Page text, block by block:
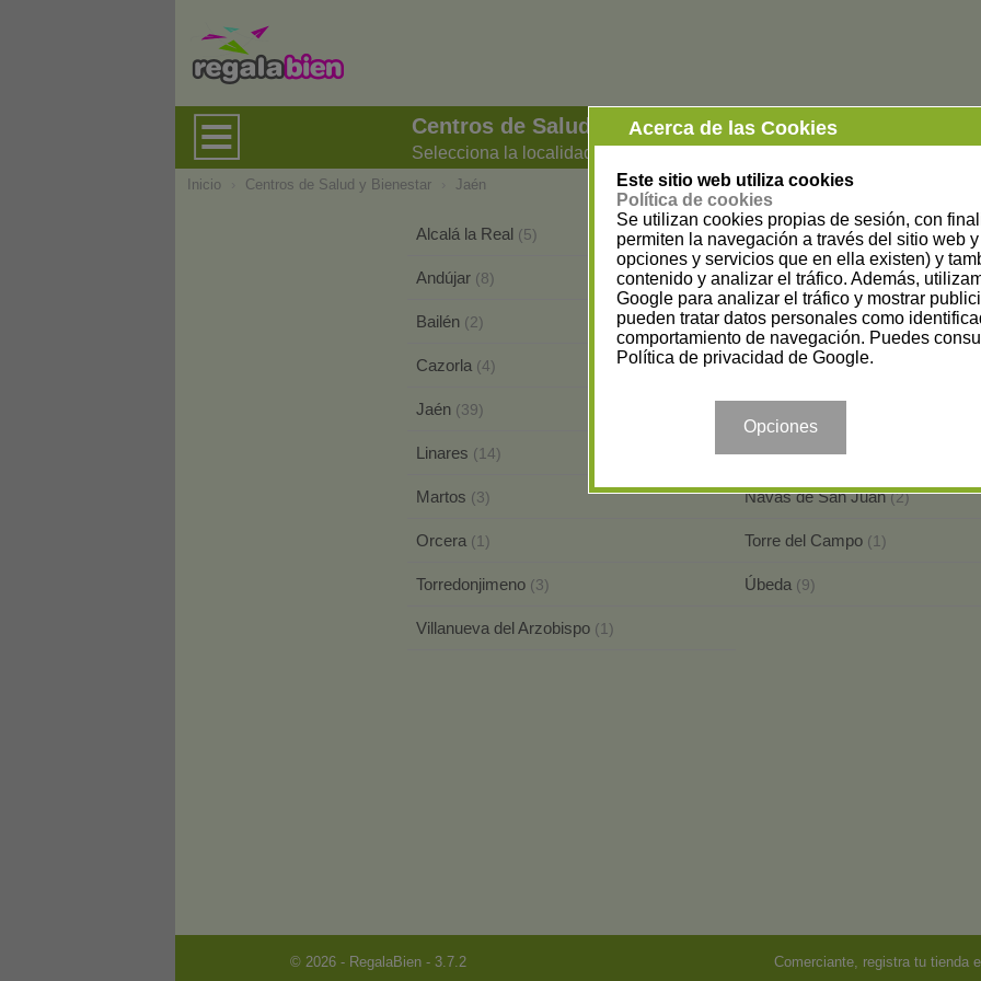
Centros de Salud y Bienestar en Jaén
Selecciona la localidad
Acerca de las Cookies
Este sitio web utiliza cookies
Política de cookies
Se utilizan cookies propias de sesión, con
permiten la navegación a través del sitio web
opciones y servicios que en ella existen) y
contenido y analizar el tráfico. Además,
Google para analizar el tráfico y mostrar
pueden tratar datos personales como
comportamiento de navegación. Puedes
Política de privacidad de Google.
Opciones
Inicio Centros de Salud y Bienestar Jaén
Alcalá la Real (5) Alcaudete(1)
Andújar (8) Baeza (2)
Bailén (2) Baños de la Encina(1)
Cazorla (4) Fuerte del Rey(1)
Jaén (39)
Linares (14) Marmolejo(1)
Martos (3) Navas de San Juan(2)
Orcera (1) Torre del Campo (1)
Torredonjimeno (3) Úbeda (9)
Villanueva del Arzobispo (1)
© 2026 - RegalaBien - 3.7.2 Comerciante, registra tu tienda